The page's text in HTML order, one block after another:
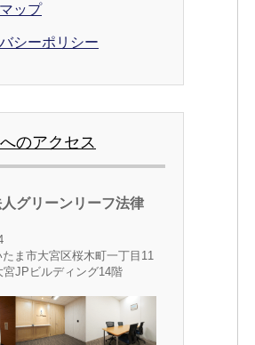
ップ
シーポリシー
のアクセス
グリーンリーフ法律
ま市大宮区桜木町一丁目11
JPビルディング14階